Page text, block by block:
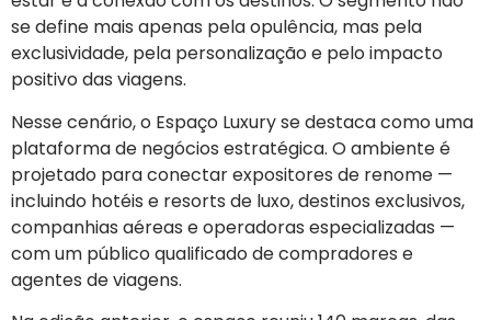
se define mais apenas pela opulência, mas pela
exclusividade, pela personalização e pelo impacto
positivo das viagens.
Nesse cenário, o Espaço Luxury se destaca como uma
plataforma de negócios estratégica. O ambiente é
projetado para conectar expositores de renome —
incluindo hotéis e resorts de luxo, destinos exclusivos,
companhias aéreas e operadoras especializadas —
com um público qualificado de compradores e
agentes de viagens.